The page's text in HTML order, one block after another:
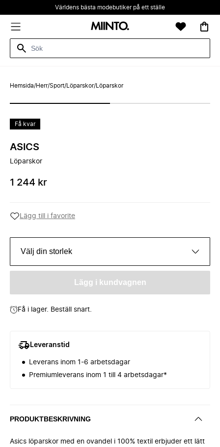
Världens bästa modebutiker på ett ställe
Hemsida/Herr/Sport/ Löparskor/ Löparskor
Få kvar
ASICS
Löparskor
1 244 kr
Lägg till i favorite
Välj din storlek
Lägg i kundvagnen
Få i lager. Beställ snart.
Leveranstid
Leverans inom 1-6 arbetsdagar
Premiumleverans inom 1 till 4 arbetsdagar*
PRODUKTBESKRIVNING
Asics löparskor med en ovandel i 100% textil erbjuder ett lätt